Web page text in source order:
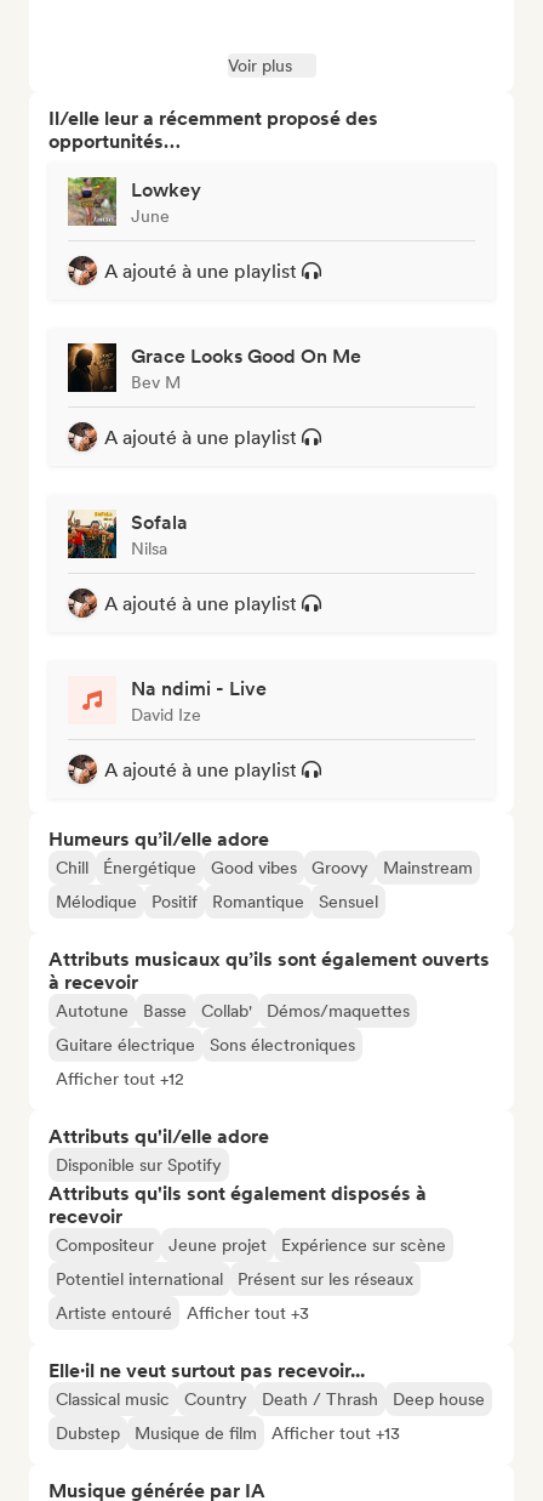
Voir plus
Il/elle leur a récemment proposé des
opportunités…
Lowkey
June
A ajouté à une playlist
Grace Looks Good On Me
Bev M
A ajouté à une playlist
Sofala
Nilsa
A ajouté à une playlist
Na ndimi - Live
David Ize
A ajouté à une playlist
Humeurs qu’il/elle adore
Chill Énergétique Good vibes Groovy
Mainstream
Mélodique
Positif Romantique Sensuel
Attributs musicaux qu’ils sont également ouverts
à recevoir
Autotune Basse Collab'
Démos/maquettes
Guitare électrique
Sons électroniques
Afficher tout +12
Attributs qu'il/elle adore
Disponible sur Spotify
Attributs qu'ils sont également disposés à
recevoir
Compositeur Jeune projet
Expérience sur scène
Potentiel international
Présent sur les réseaux
Artiste entouré
Afficher tout +3
Elle·il ne veut surtout pas recevoir...
Classical music Country Death / Thrash
Deep house
Dubstep
Musique de film Afficher tout +13
Musique générée par IA